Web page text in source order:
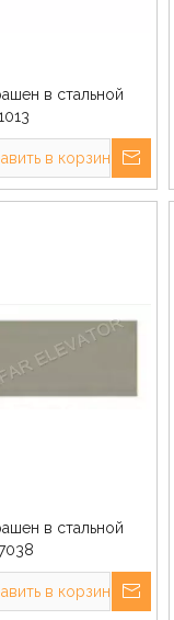
в стальной
в корзину
в стальной
в корзину